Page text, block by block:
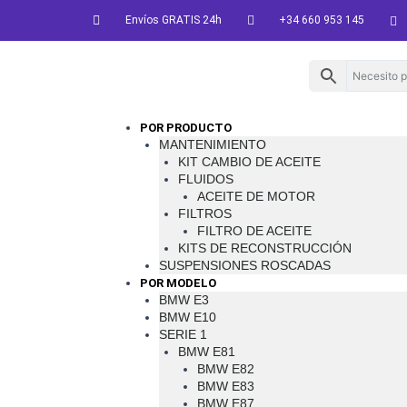
contenido
Envíos GRATIS 24h +34 660 953 145
POR PRODUCTO
MANTENIMIENTO
KIT CAMBIO DE ACEITE
FLUIDOS
ACEITE DE MOTOR
FILTROS
FILTRO DE ACEITE
KITS DE RECONSTRUCCIÓN
SUSPENSIONES ROSCADAS
POR MODELO
BMW E3
BMW E10
SERIE 1
BMW E81
BMW E82
BMW E83
BMW E87
Menu